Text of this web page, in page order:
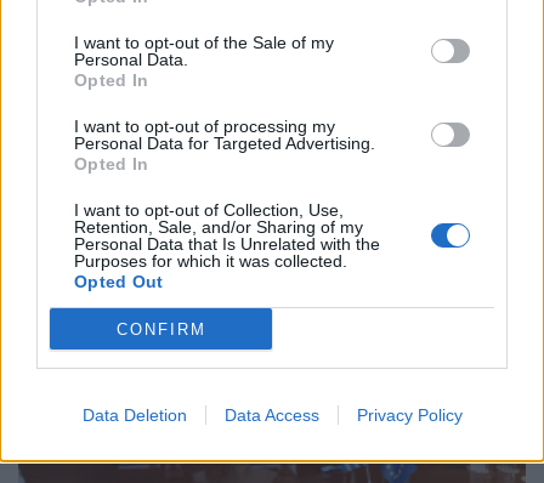
I want to opt-out of the Sale of my
Personal Data.
Opted In
I want to opt-out of processing my
Personal Data for Targeted Advertising.
Opted In
I want to opt-out of Collection, Use,
Retention, Sale, and/or Sharing of my
Personal Data that Is Unrelated with the
Purposes for which it was collected.
Opted Out
CONFIRM
Data Deletion Data Access Privacy Policy
ΗΛΕΚΤΡΙΣΜΟΣ
GreenTank: Το ανθρακικό αποτύπωμα της
05/08/2026 - 15:42